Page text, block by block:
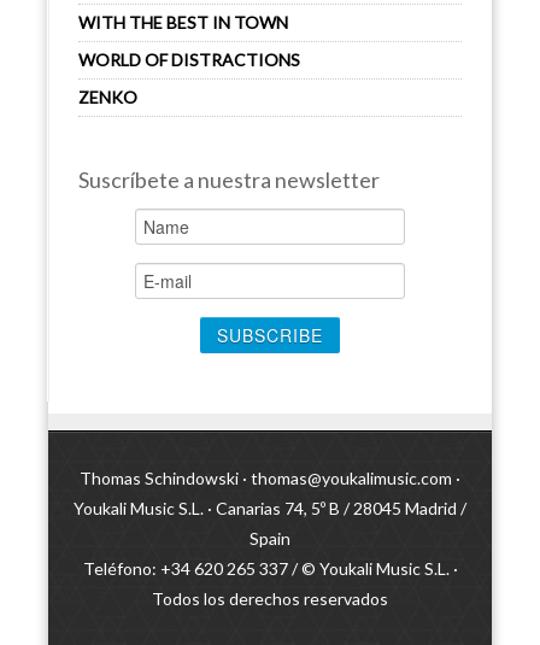
WITH THE BEST IN TOWN
WORLD OF DISTRACTIONS
ZENKO
Suscríbete a nuestra newsletter
Thomas Schindowski · thomas@youkalimusic.com ·
Youkali Music S.L. · Canarias 74, 5º B / 28045 Madrid /
Spain
Teléfono: +34 620 265 337 / © Youkali Music S.L. ·
Todos los derechos reservados